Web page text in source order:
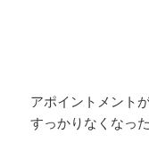
アポイントメント
すっかりなくなっ